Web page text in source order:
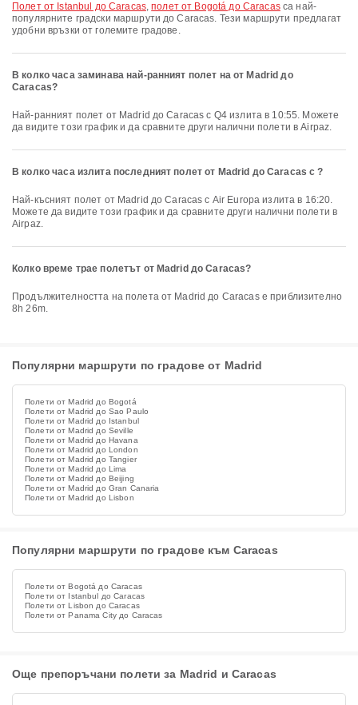
полет от Istanbul до Caracas,полет от Bogotá до Caracasса най-
популярните градски маршрути до Caracas. Тези маршрути предлагат
удобни връзки от големите градове.
В колко часа заминава най-ранният полет на от Madrid до
Caracas?
Най-ранният полет от Madrid до Caracas с Q4 излита в 10:55. Можете
да видите този график и да сравните други налични полети в Airpaz.
В колко часа излита последният полет от Madrid до Caracas с ?
Най-късният полет от Madrid до Caracas с Air Europa излита в 16:20.
Можете да видите този график и да сравните други налични полети в
Airpaz.
Колко време трае полетът от Madrid до Caracas?
Продължителността на полета от Madrid до Caracas е приблизително
8h 26m.
Популярни маршрути по градове от Madrid
Полети от Madrid до Bogotá
Полети от Madrid до Sao Paulo
Полети от Madrid до Istanbul
Полети от Madrid до Seville
Полети от Madrid до Havana
Полети от Madrid до London
Полети от Madrid до Tangier
Полети от Madrid до Lima
Полети от Madrid до Beijing
Полети от Madrid до Gran Canaria
Полети от Madrid до Lisbon
Популярни маршрути по градове към Caracas
Полети от Bogotá до Caracas
Полети от Istanbul до Caracas
Полети от Lisbon до Caracas
Полети от Panama City до Caracas
Още препоръчани полети за Madrid и Caracas